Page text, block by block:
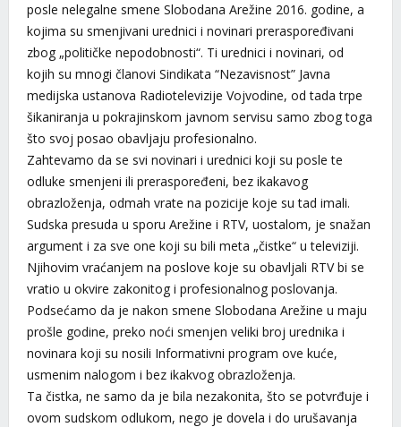
posle nelegalne smene Slobodana Arežine 2016. godine, a
kojima su smenjivani urednici i novinari preraspoređivani
zbog „političke nepodobnosti“. Ti urednici i novinari, od
kojih su mnogi članovi Sindikata “Nezavisnost” Javna
medijska ustanova Radiotelevizije Vojvodine, od tada trpe
šikaniranja u pokrajinskom javnom servisu samo zbog toga
što svoj posao obavljaju profesionalno.
Zahtevamo da se svi novinari i urednici koji su posle te
odluke smenjeni ili preraspoređeni, bez ikakavog
obrazloženja, odmah vrate na pozicije koje su tad imali.
Sudska presuda u sporu Arežine i RTV, uostalom, je snažan
argument i za sve one koji su bili meta „čistke“ u televiziji.
Njihovim vraćanjem na poslove koje su obavljali RTV bi se
vratio u okvire zakonitog i profesionalnog poslovanja.
Podsećamo da je nakon smene Slobodana Arežine u maju
prošle godine, preko noći smenjen veliki broj urednika i
novinara koji su nosili Informativni program ove kuće,
usmenim nalogom i bez ikakvog obrazloženja.
Ta čistka, ne samo da je bila nezakonita, što se potvrđuje i
ovom sudskom odlukom, nego je dovela i do urušavanja